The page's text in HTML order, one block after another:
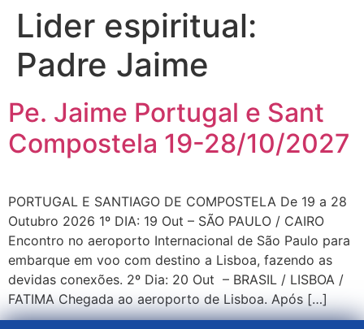
Lider espiritual:
Padre Jaime
Pe. Jaime Portugal e Sant
Compostela 19-28/10/2027
PORTUGAL E SANTIAGO DE COMPOSTELA De 19 a 28
Outubro 2026 1º DIA: 19 Out – SÃO PAULO / CAIRO
Encontro no aeroporto Internacional de São Paulo para
embarque em voo com destino a Lisboa, fazendo as
devidas conexões. 2º Dia: 20 Out – BRASIL / LISBOA /
FATIMA Chegada ao aeroporto de Lisboa. Após […]